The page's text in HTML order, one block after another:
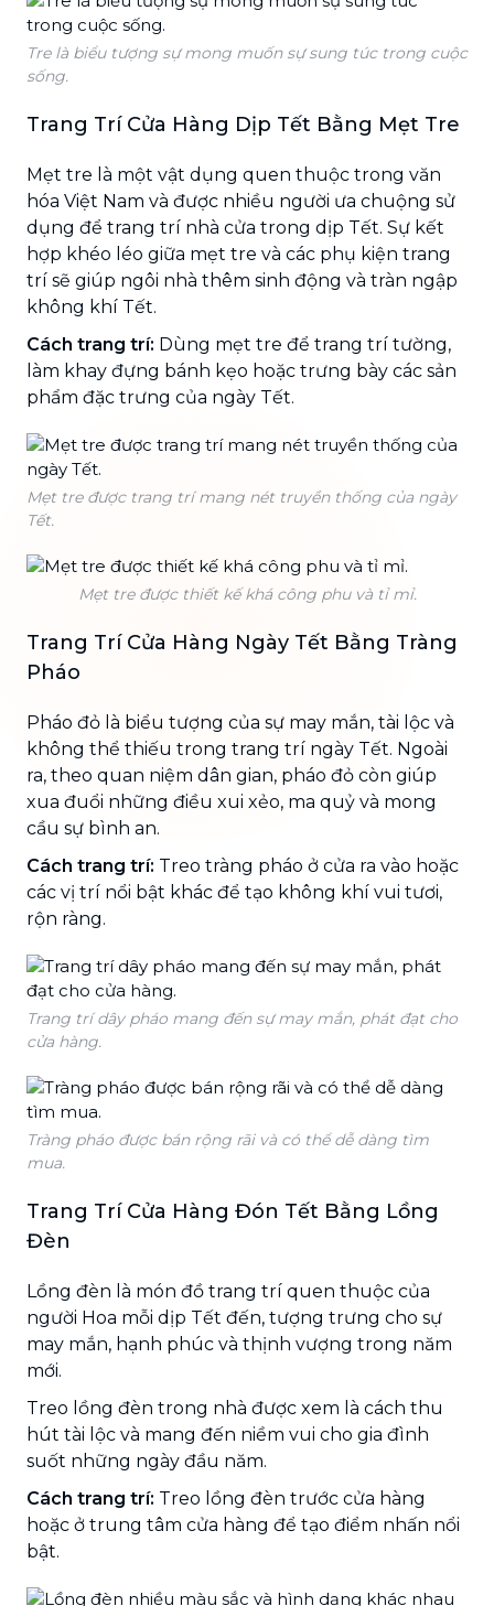
Tre là biểu tượng sự mong muốn sự sung túc trong cuộc
sống.
Trang Trí Cửa Hàng Dịp Tết Bằng Mẹt Tre
Mẹt tre là một vật dụng quen thuộc trong văn
hóa Việt Nam và được nhiều người ưa chuộng sử
dụng để trang trí nhà cửa trong dịp Tết. Sự kết
hợp khéo léo giữa mẹt tre và các phụ kiện trang
trí sẽ giúp ngôi nhà thêm sinh động và tràn ngập
không khí Tết.
Cách trang trí: Dùng mẹt tre để trang trí tường,
làm khay đựng bánh kẹo hoặc trưng bày các sản
phẩm đặc trưng của ngày Tết.
Mẹt tre được trang trí mang nét truyền thống của ngày
Tết.
Mẹt tre được thiết kế khá công phu và tỉ mỉ.
Trang Trí Cửa Hàng Ngày Tết Bằng Tràng
Pháo
Pháo đỏ là biểu tượng của sự may mắn, tài lộc và
không thể thiếu trong trang trí ngày Tết. Ngoài
ra, theo quan niệm dân gian, pháo đỏ còn giúp
xua đuổi những điều xui xẻo, ma quỷ và mong
cầu sự bình an.
Cách trang trí: Treo tràng pháo ở cửa ra vào hoặc
các vị trí nổi bật khác để tạo không khí vui tươi,
rộn ràng.
Trang trí dây pháo mang đến sự may mắn, phát đạt cho
cửa hàng.
Tràng pháo được bán rộng rãi và có thể dễ dàng tìm
mua.
Trang Trí Cửa Hàng Đón Tết Bằng Lồng
Đèn
Lồng đèn là món đồ trang trí quen thuộc của
người Hoa mỗi dịp Tết đến, tượng trưng cho sự
may mắn, hạnh phúc và thịnh vượng trong năm
mới.
Treo lồng đèn trong nhà được xem là cách thu
hút tài lộc và mang đến niềm vui cho gia đình
suốt những ngày đầu năm.
Cách trang trí: Treo lồng đèn trước cửa hàng
hoặc ở trung tâm cửa hàng để tạo điểm nhấn nổi
bật.